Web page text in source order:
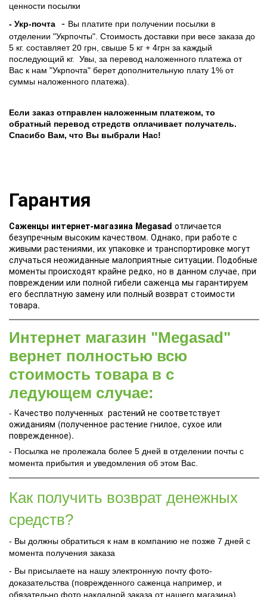
ценности посылки
- Укр-почта
- Вы платите при получении посылки в
отделении "Укрпочты". Стоимость доставки при весе заказа до
5 кг. составляет 20 грн, свыше 5 кг + 4грн за каждый
последующий кг. Увы, за перевод наложенного платежа от
Вас к нам "Укрпочта" берет дополнительную плату 1% от
суммы наложенного платежа).
Если заказ отправлен наложенным платежом, то
обратный перевод стредств оплачивает получатель.
Спасибо Вам, что Вы выбрали Нас!
Гарантия
Саженцы интернет-магазина Megasad отличается
безупречным высоким качеством. Однако, при работе с
живыми растениями, их упаковке и транспортировке могут
случаться неожиданные малоприятные ситуации. Подобные
моменты происходят крайне редко, но в данном случае, при
повреждении или полной гибели саженца мы гарантируем
его бесплатную замену или полный возврат стоимости
товара.
Интернет магазин "Megasad"
вернет полностью всю
стоимость товара в с
ледующем случае:
- Качество полученных растений не соответствует
ожиданиям (полученное растение гнилое, сухое или
поврежденное).
- Посылка не пролежала более 5 дней в отделении почты с
момента прибытия и уведомления об этом Вас.
Как получить возврат денежных
средств?
- Вы должны обратиться к нам в компанию не позже 7 дней с
момента получения заказа
- Вы присылаете на нашу электронную почту фото-
доказательства (поврежденного саженца например, и
обязательно фото накладной заказа от нашего магазина)